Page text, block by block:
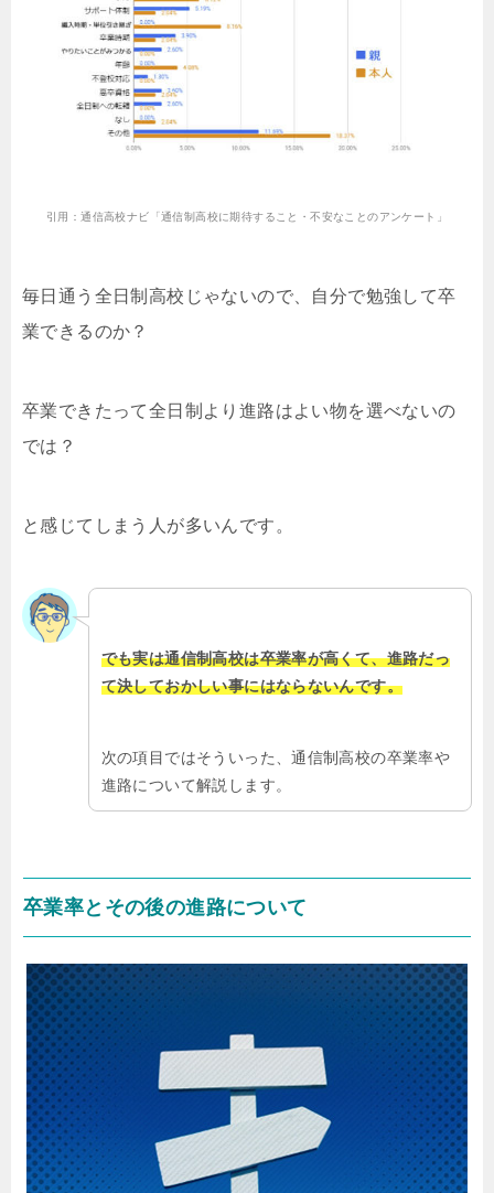
引用：通信高校ナビ「通信制高校に期待すること・不安なことのアンケート」
毎日通う全日制高校じゃないので、自分で勉強して卒
業できるのか？
卒業できたって全日制より進路はよい物を選べないの
では？
と感じてしまう人が多いんです。
でも実は通信制高校は卒業率が高くて、進路だっ
て決しておかしい事にはならないんです。
次の項目ではそういった、通信制高校の卒業率や
進路について解説します。
卒業率とその後の進路について